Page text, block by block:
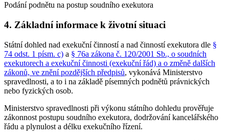
Podání podnětu na postup soudního exekutora
4. Základní informace k životní situaci
Státní dohled nad exekuční činností a nad činností exekutora dle §
74 odst. 1 písm. c) a § 76a zákona č. 120/2001 Sb., o soudních
exekutorech a exekuční činnosti (exekuční řád) a o změně dalších
zákonů, ve znění pozdějších předpisů, vykonává Ministerstvo
spravedlnosti, a to i na základě písemných podnětů právnických
nebo fyzických osob.
Ministerstvo spravedlnosti při výkonu státního dohledu prověřuje
zákonnost postupu soudního exekutora, dodržování kancelářského
řádu a plynulost a délku exekučního řízení.